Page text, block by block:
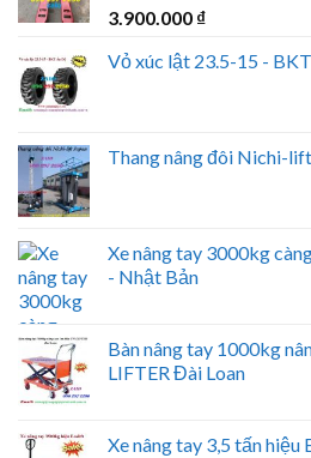
3.900.000 ₫
Vỏ xúc lật 23.5-15 -
Thang nâng đôi Nichi-
Xe nâng tay 3000kg
- Nhật Bản
Bàn nâng tay 1000kg
LIFTER Đài Loan
Xe nâng tay 3,5 tấn hiệu